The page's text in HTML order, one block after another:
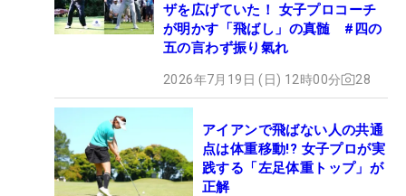
ザを広げていた！ 女子プロコーチ
が明かす「飛ばし」の真髄 #四の
五の言わず振り氣れ
2026年7月19日 (日) 12時00分 28
アイアンで飛ばない人の共通
点は体重移動!? 女子プロが実
践する「左足体重トップ」が
正解